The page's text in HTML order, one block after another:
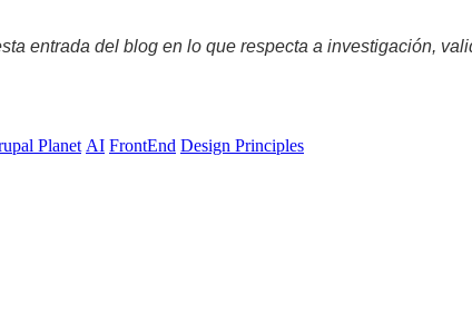
entrada del blog en lo que respecta a investigación,
Planet AI FrontEnd Design Principles